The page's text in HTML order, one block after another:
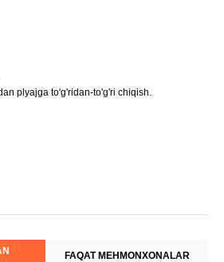
plyajga to'g'ridan-to'g'ri chiqish.
FAQAT MEHMONXONALAR